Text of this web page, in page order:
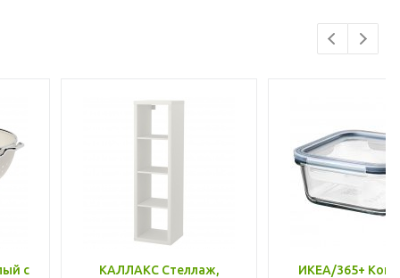
с
КАЛЛАКС Стеллаж,
ИКЕА/365+